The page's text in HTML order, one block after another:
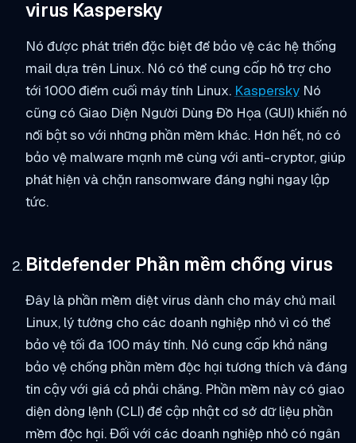
virus Kaspersky
Nó được phát triển đặc biệt để bảo vệ các hệ thống
mail dựa trên Linux. Nó có thể cung cấp hỗ trợ cho
tới 1000 điểm cuối máy tính Linux. KasperskyNó
cũng có Giao Diện Người Dùng Đồ Họa (GUI) khiến nó
nổi bật so với những phần mềm khác. Hơn hết, nó có
bảo vệ malware mạnh mẽ cùng với anti-cryptor, giúp
phát hiện và chặn ransomware đáng nghi ngay lập
tức.
Bitdefender Phần mềm chống virus
Đây là phần mềm diệt virus dành cho máy chủ mail
Linux, lý tưởng cho các doanh nghiệp nhỏ vì có thể
bảo vệ tối đa 100 máy tính. Nó cung cấp khả năng
bảo vệ chống phần mềm độc hại tương thích và đáng
tin cậy với giá cả phải chăng. Phần mềm này có giao
diện dòng lệnh (CLI) để cập nhật cơ sở dữ liệu phần
mềm độc hại. Đối với các doanh nghiệp nhỏ có ngân